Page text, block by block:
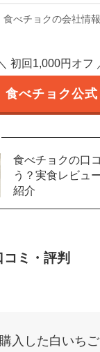
食べチョクの会社情報
初回1,000円オフ
食べチョク公式
食べチョクの口
う？実食レビュ
紹介
ミ・評判
入した白いち